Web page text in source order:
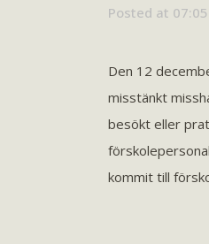
Posted at
Den 12
misstänkt
besökt eller
kommit till